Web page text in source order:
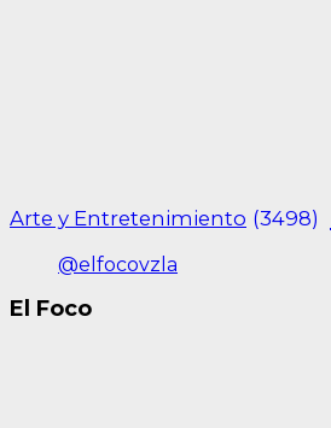
Arte y Entretenimiento (3498)
@elfocovzla
El Foco